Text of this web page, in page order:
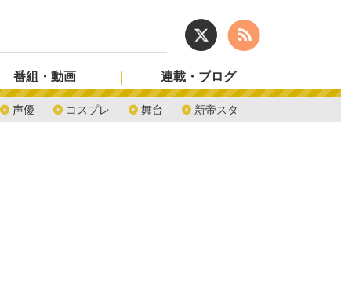
声優 コスプレ 舞台 新帝スタ
番組・動画 連載・ブログ